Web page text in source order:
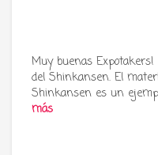
Muy buenas
del Shinkansen. El
Shinkansen es un
más